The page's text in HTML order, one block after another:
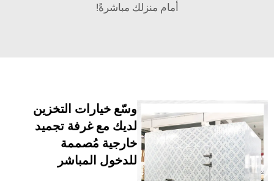
أمام منزلك مباشرةً!
وسّع خيارات التخزين
لديك مع غرفة تجميد
خارجية مُصممة
للدخول المباشر